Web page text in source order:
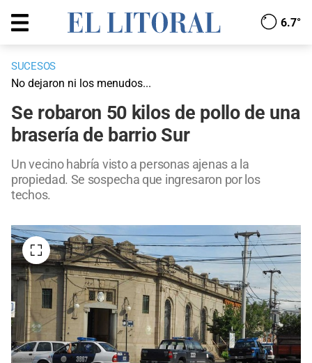
6.7°
SUCESOS
No dejaron ni los menudos...
Se robaron 50 kilos de pollo de una
brasería de barrio Sur
Un vecino habría visto a personas ajenas a la
propiedad. Se sospecha que ingresaron por los
techos.